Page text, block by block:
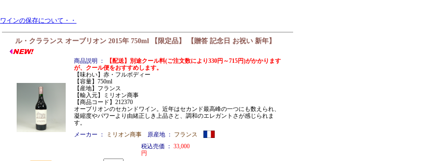
ワインの保存について・・
ル・クラランス オーブリオン 2015年 750ml 【限定品】 【贈答 記念日 お祝い 新年】
商品説明 ：
【配送】別途クール料(ご注文数により330円～715円)がかかります
が、クール便をおすすめします。
【味わい】赤・フルボディー
【容量】750ml
【産地】フランス
【輸入元】ミリオン商事
【商品コード】212370
オーブリオンのセカンドワイン。近年はセカンド最高峰の一つにも数えられ、
凝縮度やパワーより由緒正しき上品さと、調和のエレガントさが感じられま
す。
メーカー ：
ミリオン商事 原産地 ： フランス
税込売価 ： 33,000
円